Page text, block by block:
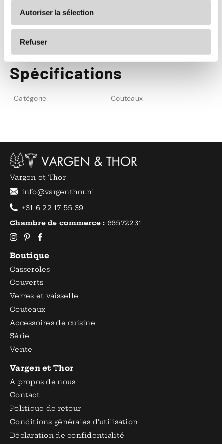
Autoriser la sélection
Refuser
trancher le pain, laissez-le faire ce qu'il fait le
mieux.
Spécifications
Catégorie Couteaux
Vargen et Thor
info@vargenthor.nl
+31 6 22 17 55 39
Chambre de commerce : 66572231
Boutique
Casseroles
Couverts
Verres et vaisselle
Couteaux
Accessoires de cuisine
Série
Vente
Vargen et Thor
A propos de nous
Contact
Politique de retour
Conditions générales d'utilisation
Déclaration de confidentialité